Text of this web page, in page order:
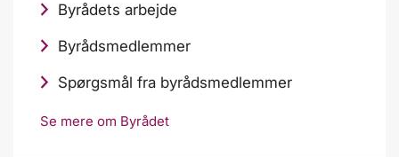
Byrådets arbejde
Byrådsmedlemmer
Spørgsmål fra byrådsmedlemmer
Se mere om Byrådet